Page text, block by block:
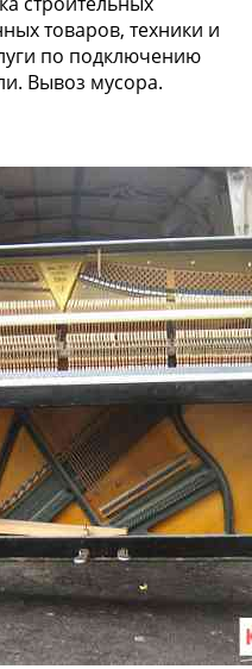
товаров, техники и
по подключению
Вывоз мусора.